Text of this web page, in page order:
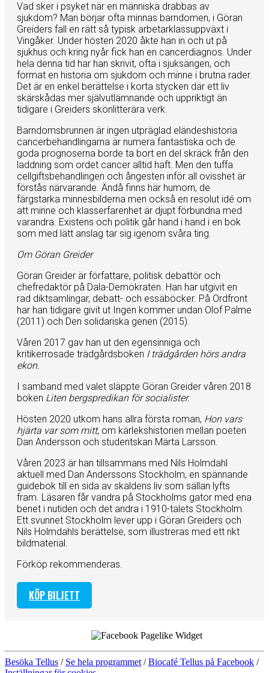
Vad sker i psyket när en människa drabbas av
sjukdom? Man börjar ofta minnas barndomen, i Göran
Greiders fall en rätt så typisk arbetarklassuppväxt i
Vingåker. Under hösten 2020 åkte han in och ut på
sjukhus och kring nyår fick han en cancerdiagnos. Under
hela denna tid har han skrivit, ofta i sjuksängen, och
format en historia om sjukdom och minne i brutna rader.
Det är en enkel berättelse i korta stycken där ett liv
skärskådas mer självutlämnande och uppriktigt än
tidigare i Greiders skönlitterära verk.
Barndomsbrunnen är ingen utpräglad eländeshistoria
cancerbehandlingarna är numera fantastiska och de
goda prognoserna borde ta bort en del skräck från den
laddning som ordet cancer alltid haft. Men den tuffa
cellgiftsbehandlingen och ångesten inför all ovisshet är
förstås närvarande. Ändå finns här humorn, de
färgstarka minnesbilderna men också en resolut idé om
att minne och klasserfarenhet är djupt förbundna med
varandra. Existens och politik går hand i hand i en bok
som med lätt anslag tar sig igenom svåra ting.
Om Göran Greider
Göran Greider är författare, politisk debattör och
chefredaktör på Dala-Demokraten. Han har utgivit en
rad diktsamlingar, debatt- och essäböcker. På Ordfront
har han tidigare givit ut Ingen kommer undan Olof Palme
(2011) och Den solidariska genen (2015).
Våren 2017 gav han ut den egensinniga och
kritikerrosade trädgårdsboken I trädgården hörs andra
ekon.
I samband med valet släppte Göran Greider våren 2018
boken Liten bergspredikan för socialister.
Hösten 2020 utkom hans allra första roman, Hon vars
hjärta var som mitt, om kärlekshistorien mellan poeten
Dan Andersson och studentskan Märta Larsson.
Våren 2023 är han tillsammans med Nils Holmdahl
aktuell med Dan Anderssons Stockholm, en spännande
guidebok till en sida av skaldens liv som sällan lyfts
fram. Läsaren får vandra på Stockholms gator med ena
benet i nutiden och det andra i 1910-talets Stockholm.
Ett svunnet Stockholm lever upp i Göran Greiders och
Nils Holmdahls berättelse, som illustreras med ett rikt
bildmaterial.
Förköp rekommenderas.
KÖP BILJETT
Besöka Tellus / Se hela programmet/Biocafé Tellus på Facebook /